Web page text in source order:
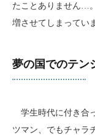
たことありません…
増させてしまってい
夢の国でのテン
学生時代に付き合
ツマン、でもチャラ